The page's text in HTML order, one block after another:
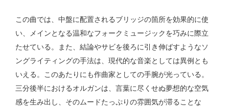
この曲では、中盤に配置されるブリッジの箇所を効果的に使
い、メインとなる温和なフォークミュージックを巧みに際立
たせている。また、結論やサビを後ろに引き伸ばすようなソ
ングライティングの手法は、現代的な音楽としては異例とも
いえる。このあたりにも作曲家としての手腕が光っている。
三分後半におけるオルガンは、言葉に尽くせぬ夢想的な空気
感を生み出し、そのムードたっぷりの雰囲気が滞ることな